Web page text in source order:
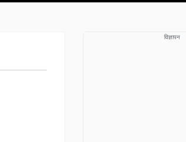
विज्ञापन